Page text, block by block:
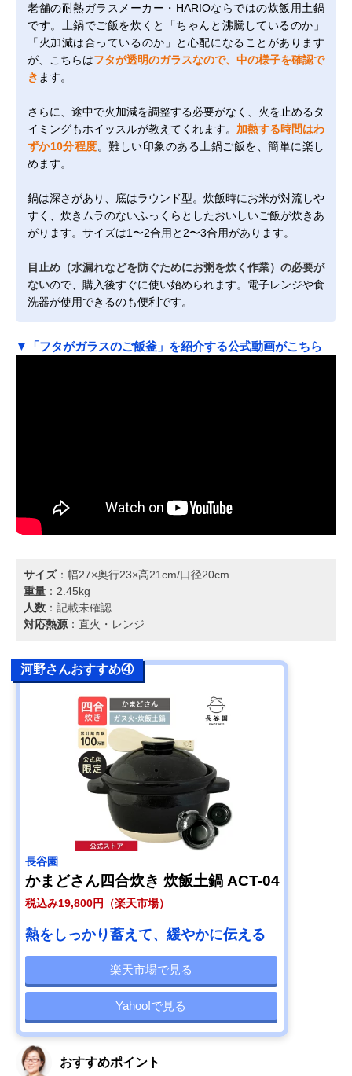
老舗の耐熱ガラスメーカー・HARIOならではの炊飯用土鍋
です。土鍋でご飯を炊くと「ちゃんと沸騰しているのか」
「火加減は合っているのか」と心配になることがあります
が、こちらはフタが透明のガラスなので、中の様子を確認で
き ます。
さらに、途中で火加減を調整する必要がなく、火を止めるタ
イミングもホイッスルが教えてくれます。 加熱する時間はわ
ずか10分程度。難しい印象のある土鍋ご飯を、簡単に楽し
めます。
鍋は深さがあり、底はラウンド型。炊飯時にお米が対流しや
すく、炊きムラのないふっくらとしたおいしいご飯が炊きあ
がります。サイズは1〜2合用と2〜3合用があります。
目止め（水漏れなどを防ぐためにお粥を炊く作業）の必要が
ないので、購入後すぐに使い始められます。電子レンジや食
洗器が使用できるのも便利です。
▼「フタがガラスのご飯釜」を紹介する公式動画がこちら
サイズ：幅27×奥行23×高21cm/口径20cm
重量 ：2.45kg
人数 ：記載未確認
対応熱源 ：直火・レンジ
河野さんおすすめ④
長谷園
かまどさん四合炊き 炊飯土鍋 ACT-04
税込み19,800円（楽天市場）
熱をしっかり蓄えて、緩やかに伝える
楽天市場で見る
Yahoo!で見る
おすすめポイント